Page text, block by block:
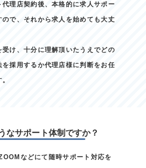
代理店契約後、本格的に求人サポー
ので、それから求人を始めても大丈
受け、十分に理解頂いたうえでどの
を採用するか代理店様に判断をお任
なサポート体制ですか？
などにて随時サポート対応を